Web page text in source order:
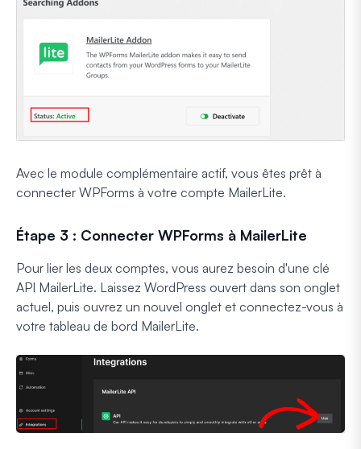
Avec le module complémentaire actif, vous êtes prêt à
connecter WPForms à votre compte MailerLite.
Étape 3 : Connecter WPForms à MailerLite
Pour lier les deux comptes, vous aurez besoin d'une clé
API MailerLite. Laissez WordPress ouvert dans son onglet
actuel, puis ouvrez un nouvel onglet et connectez-vous à
votre tableau de bord MailerLite.